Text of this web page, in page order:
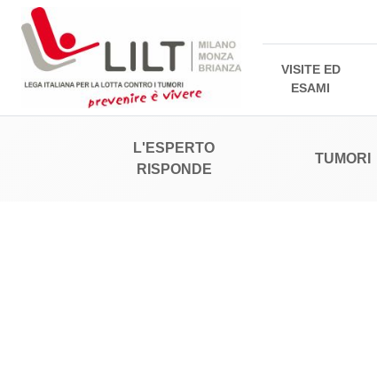
VISITE ED
ESAMI
L'ESPERTO
RISPONDE
TUMORI